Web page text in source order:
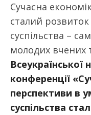
Сучасна
сталий
суспільства –
молодих вчених
Всеукраїнської
конференції
перспективи в
суспільства